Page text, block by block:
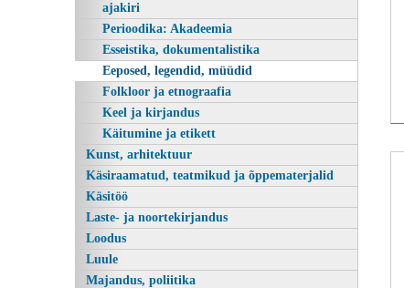
ajakiri
Perioodika: Akadeemia
Esseistika, dokumentalistika
Eeposed, legendid, müüdid
Folkloor ja etnograafia
Keel ja kirjandus
Käitumine ja etikett
Kunst, arhitektuur
Käsiraamatud, teatmikud ja õppematerjalid
Käsitöö
Laste- ja noortekirjandus
Loodus
Luule
Majandus, poliitika